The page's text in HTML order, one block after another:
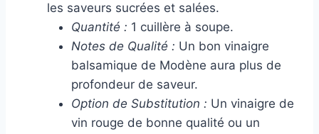
les saveurs sucrées et salées.
Quantité : 1 cuillère à soupe.
Notes de Qualité : Un bon vinaigre
balsamique de Modène aura plus de
profondeur de saveur.
Option de Substitution : Un vinaigre de
vin rouge de bonne qualité ou un